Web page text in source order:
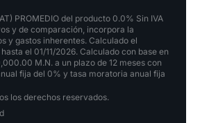
PROMEDIO del producto 0.0% Sin IVA
y de comparación, incorpora la
y gastos inherentes. Calculado el
el 01/11/2026. Calculado con base en
M.N. a un plazo de 12 meses con
fija del 0% y tasa moratoria anual fija
los derechos reservados.